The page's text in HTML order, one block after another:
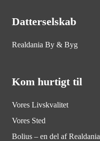
Datterselskab
Realdania By & Byg
Kom hurtigt til
Vores Livskvalitet
Vores Sted
Bolius – en del af Realdania